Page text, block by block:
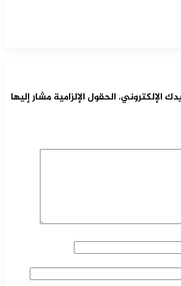
الإلكتروني. الحقول الإلزامية مشار إليها